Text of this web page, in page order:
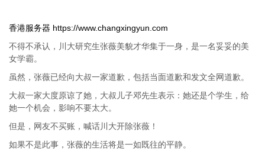
香港服务器 https://www.changxingyun.com
不得不承认，川大研究生张薇美貌才华集于一身，是一名妥妥的美
女学霸。
虽然，张薇已经向大叔一家道歉，包括当面道歉和发文全网道歉。
大叔一家大度原谅了她，大叔儿子邓先生表示：她还是个学生，给
她一个机会，影响不要太大。
但是，网友不买账，喊话川大开除张薇！
如果不是此事，张薇的生活将是一如既往的平静。